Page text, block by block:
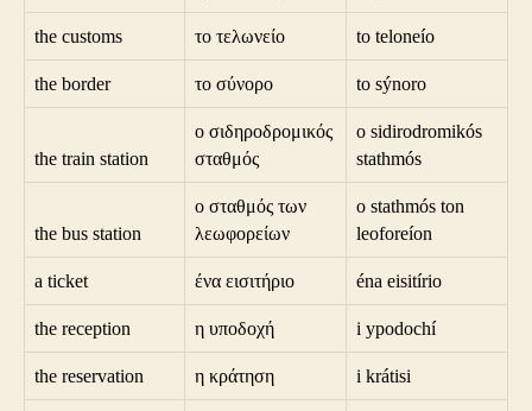
the customs το τελωνείο to teloneío
the border το σύνορο to sýnoro
the train station
ο σιδηροδρομικός
σταθμός
o sidirodromikós
stathmós
the bus station
ο σταθμός των
λεωφορείων
o stathmós ton
leoforeíon
a ticket ένα εισιτήριο éna eisitírio
the reception η υποδοχή i ypodochí
the reservation η κράτηση i krátisi